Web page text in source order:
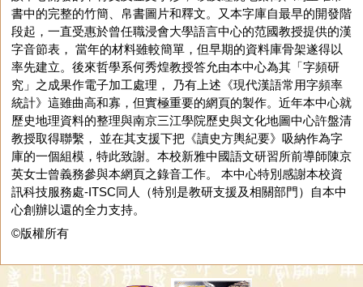
書中的完整的竹簡、帛書圖片和釋文。又本字庫自最早的開發階
段起，一直受惠於曾任職浸會大學語言中心的范國教授提供的漢
字音節表， 當年的材料雖較簡單，但早期的資料庫骨架遂得以
率先建立。後來哲學系何秀煌教授答允由本中心為其「字頻研
究」之成果作電子加工處理， 乃有上述《現代漢語常用字頻率
統計》這雖曲高和寡，但實極重要的網頁的製作。近年本中心就
歷史地理資料的整理與南京三江學院歷史與文化地圖中心許盤清
教授取得聯繫， 並在其支援下把《讀史方輿紀要》吸納作為字
庫的一個組模，特此致謝。本校新雅中國語文研習所前導師陳京
英女士曾義務參與本網頁之錄音工作。 本中心特別感謝本校資
訊科技服務處-ITSC同人（特別是教研支援及相關部門）自本中
心創辦以還的全力支持。
©版權所有